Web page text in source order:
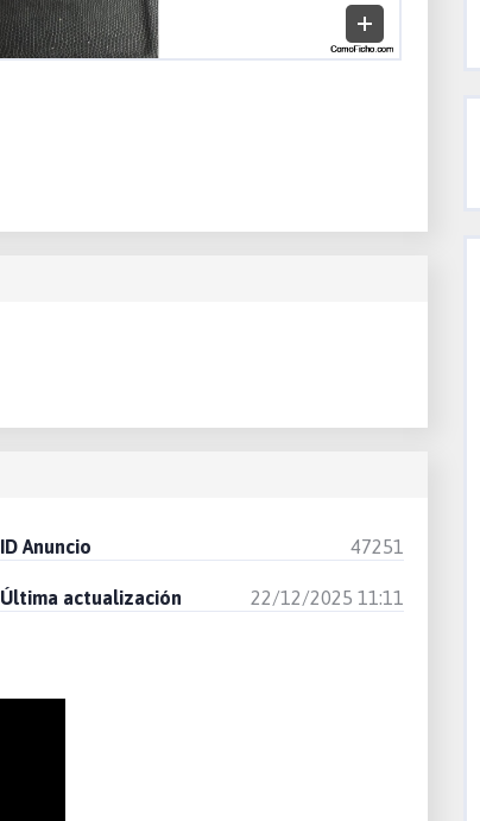
ID Anuncio 47251
Última actualización 22/12/2025 11:11